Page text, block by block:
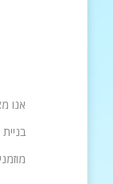
אנו